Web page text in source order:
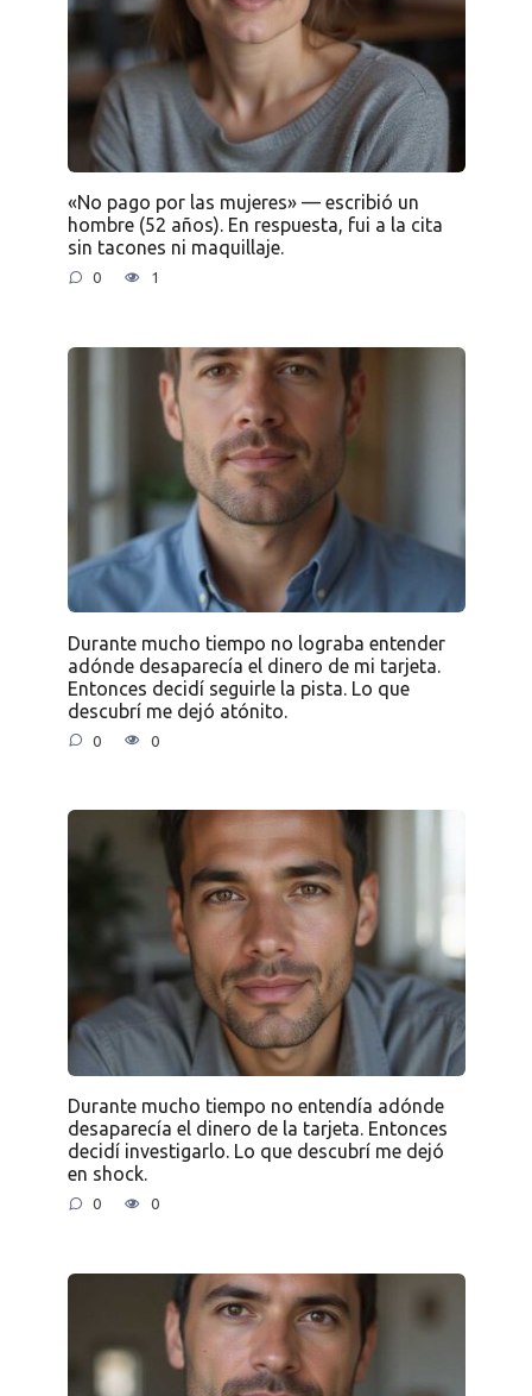
«No pago por las mujeres» — escribió un
hombre (52 años). En respuesta, fui a la cita
sin tacones ni maquillaje.
0 1
Durante mucho tiempo no lograba entender
adónde desaparecía el dinero de mi tarjeta.
Entonces decidí seguirle la pista. Lo que
descubrí me dejó atónito.
0 0
Durante mucho tiempo no entendía adónde
desaparecía el dinero de la tarjeta. Entonces
decidí investigarlo. Lo que descubrí me dejó
en shock.
0 0